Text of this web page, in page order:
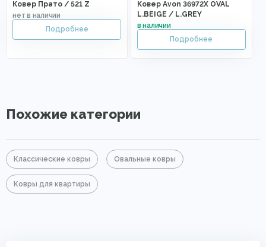
Ковер Прато / 521 Z
Ковер Avon 36972X OVAL
L.BEIGE / L.GREY
Похожие категории
Классические ковры Овальные ковры
Ковры для квартиры